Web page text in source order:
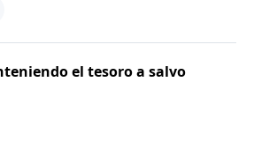
el tesoro a salvo